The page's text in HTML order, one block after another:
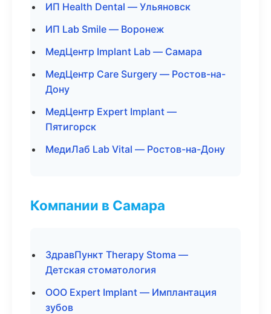
ИП Health Dental — Ульяновск
ИП Lab Smile — Воронеж
МедЦентр Implant Lab — Самара
МедЦентр Care Surgery — Ростов-на-
Дону
МедЦентр Expert Implant —
Пятигорск
МедиЛаб Lab Vital — Ростов-на-Дону
Компании в Самара
ЗдравПункт Therapy Stoma —
Детская стоматология
ООО Expert Implant — Имплантация
зубов